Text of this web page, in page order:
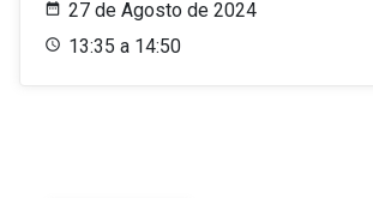
27 de Agosto de 2024
13:35 a 14:50